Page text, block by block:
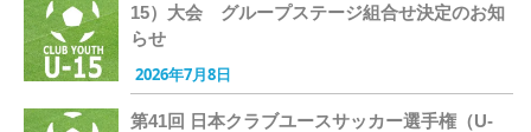
15）大会 グループステージ組合せ決定のお知
らせ
2026年7月8日
第41回 日本クラブユースサッカー選手権（U-